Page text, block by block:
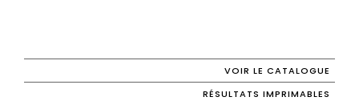
VOIR LE CATALOGUE
RÉSULTATS IMPRIMABLES